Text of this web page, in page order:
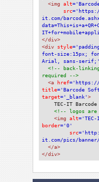
<img alt
src
it.com/
</div>
<div style
font-size:15px;
Arial, sans-serif;'
<!-- back-
required -->
<a href='https://
title='Barcode
target='_blank'>
TEC-IT
<!-- logos
<img alt
border='0'
src
it.com/pics/banner/
</a>
</div>